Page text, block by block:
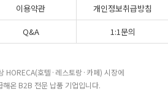
이용약관
개인정보취급방침
Q&A 1:1문의
HORECA(호텔·레스토랑·카페) 시장에
해온 B2B 전문 납품 기업입니다.